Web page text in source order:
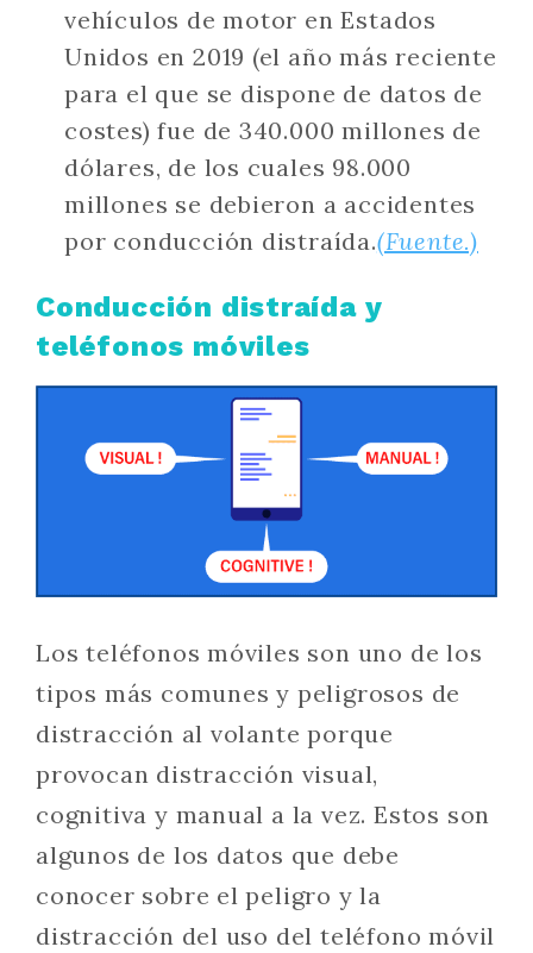
vehículos de motor en Estados
Unidos en 2019 (el año más reciente
para el que se dispone de datos de
costes) fue de 340.000 millones de
dólares, de los cuales 98.000
millones se debieron a accidentes
por conducción distraída.(Fuente.)
Conducción distraída y
teléfonos móviles
Los teléfonos móviles son uno de los
tipos más comunes y peligrosos de
distracción al volante porque
provocan distracción visual,
cognitiva y manual a la vez. Estos son
algunos de los datos que debe
conocer sobre el peligro y la
distracción del uso del teléfono móvil